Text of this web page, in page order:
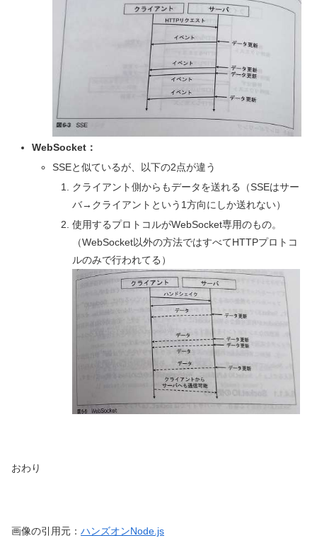
WebSocket：
SSEと似ているが、以下の2点が違う
クライアント側からもデータを送れる（SSEはサー
バ→クライアントという1方向にしか送れない）
使用するプロトコルがWebSocket専用のもの。
（WebSocket以外の方法ではすべてHTTPプロトコ
ルのみで行われてる）
おわり
画像の引用元： ハンズオンNode.js